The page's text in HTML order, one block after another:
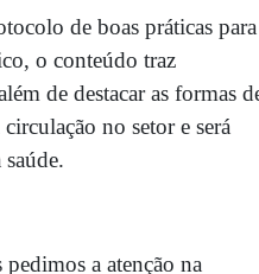
de boas práticas para
o conteúdo traz
de destacar as formas
no setor e será
a atenção na